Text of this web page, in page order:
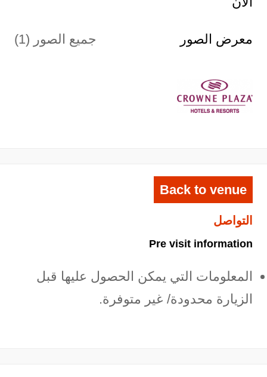
معرض الصور جميع الصور (1)
Back to venue
التواصل
Pre visit information
المعلومات التي يمكن الحصول عليها قبل
الزيارة محدودة/ غير متوفرة.